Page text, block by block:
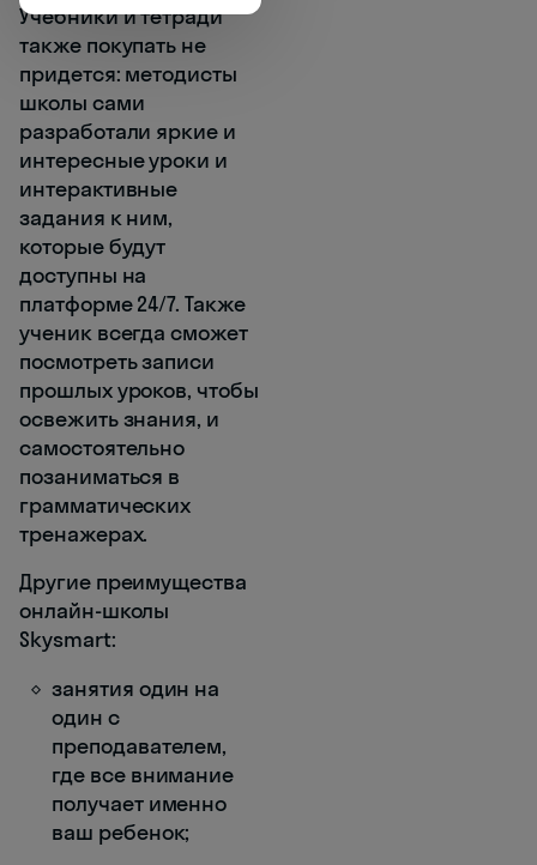
Учебники и тетради
также покупать не
придется: методисты
школы сами
разработали яркие и
интересные уроки и
интерактивные
задания к ним,
которые будут
доступны на
платформе 24/7. Также
ученик всегда сможет
посмотреть записи
прошлых уроков, чтобы
освежить знания, и
самостоятельно
позаниматься в
грамматических
тренажерах.
Другие преимущества
онлайн-школы
Skysmart:
занятия один на
один с
преподавателем,
где все внимание
получает именно
ваш ребенок;